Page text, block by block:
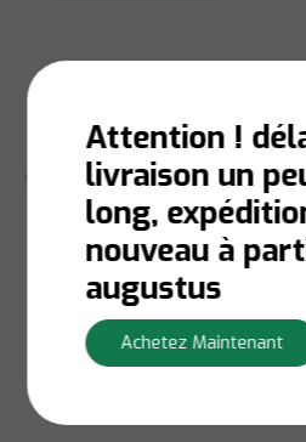
Victorinox
Couteau d'office de
Bord pointu - 8 cm
Attention !
livraison un
long,
nouveau à
augustus
Achetez Maintenant